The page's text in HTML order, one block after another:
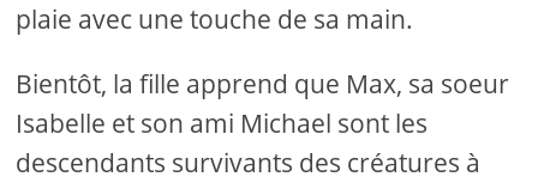
plaie avec une touche de sa main.
Bientôt, la fille apprend que Max, sa soeur
Isabelle et son ami Michael sont les
descendants survivants des créatures à